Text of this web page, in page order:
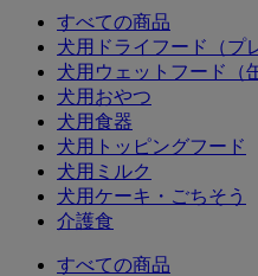
すべての商品
犬用ドライフード（プ
犬用ウェットフード（
犬用おやつ
犬用食器
犬用トッピングフード
犬用ミルク
犬用ケーキ・ごちそう
介護食
すべての商品